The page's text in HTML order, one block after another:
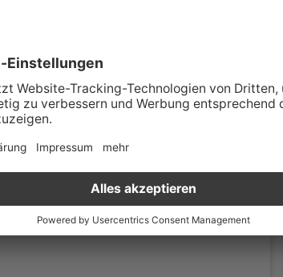
Kombi
| 4.4 l/100km (komb.)*